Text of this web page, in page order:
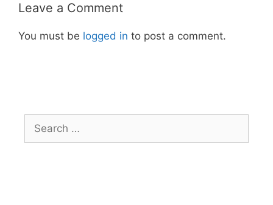
Leave a Comment
You must be logged in to post a comment.
for: